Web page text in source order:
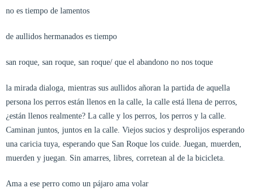
no es tiempo de lamentos
de aullidos hermanados es tiempo
san roque, san roque, san roque/ que el abandono no nos toque
la mirada dialoga, mientras sus aullidos añoran la partida de aquella
persona los perros están llenos en la calle, la calle está llena de perros,
¿están llenos realmente? La calle y los perros, los perros y la calle.
Caminan juntos, juntos en la calle. Viejos sucios y desprolijos esperando
una caricia tuya, esperando que San Roque los cuide. Juegan, muerden,
muerden y juegan. Sin amarres, libres, corretean al de la bicicleta.
Ama a ese perro como un pájaro ama volar